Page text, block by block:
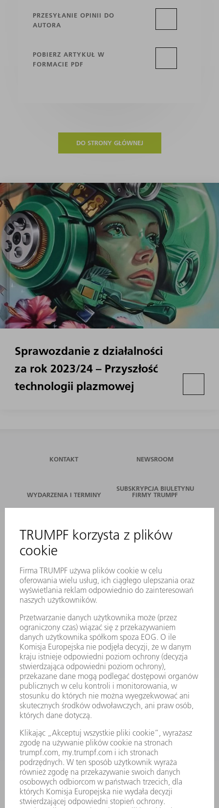
PRZESYŁANIE OPINII DO
AUTORA
POBIERZ ARTYKUŁ W
FORMACIE PDF
DO STRONY GŁÓWNEJ
Sprawozdanie z działalności
za rok 2023/24 – Przyszłość
technologii plazmowej
KONTAKT NEWSROOM
WYDARZENIA I TERMINY
SUBSKRYPCJA BIULETYNU
FIRMY TRUMPF
SERWIS ONLINE
KONTAKT
LOKALIZACJE
WYDARZENIA I TERMINY
SUBSKRYPCJA NEWSLETTERA
MYTRUMPF
KARTY BEZPIECZEŃSTWA
PRODUKTY
MASZYNY & SYSTEMY
LASER
ENERGOELEKTRONIKA
ELEKTRONARZĘDZIA
SMART FACTORY
OPROGRAMOWANIE
USŁUGI SERWISOWE
ZASTOSOWANIA
BRANŻE
FIRMA
OFERTY STANOWISK
PROFIL FIRMY
ZARZĄD
SPRAWOZDANIE Z DZIAŁALNOŚCI
ZASADY BIZNESOWE
ZAPEWNIENIE ZGODNOŚCI DZIAŁALNOŚCI Z REGULACJAMI
SYSTEM ZGŁASZANIA NIEPRAWIDŁOWOŚCI
BEZPIECZEŃSTWO